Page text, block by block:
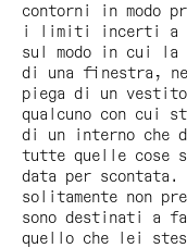
contorni in modo
i limiti incerti a
sul modo in cui
di una finestra,
piega di un
qualcuno con cui
di un interno che
tutte quelle cose
data per scontata.
solitamente non
sono destinati a
quello che lei